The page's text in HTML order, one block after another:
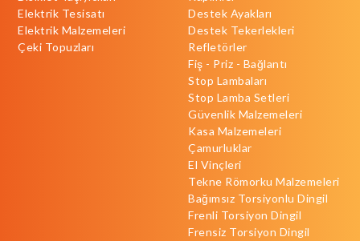
Elektrik Tesisatı
Elektrik Malzemeleri
Çeki Topuzları
Destek Ayakları
Destek Tekerlekleri
Refletörler
Fiş - Priz - Bağlantı
Stop Lambaları
Stop Lamba Setleri
Güvenlik Malzemeleri
Kasa Malzemeleri
Çamurluklar
El Vinçleri
Tekne Römorku Malzemeleri
Bağımsız Torsiyonlu Dingil
Frenli Torsiyon Dingil
Frensiz Torsiyon Dingil